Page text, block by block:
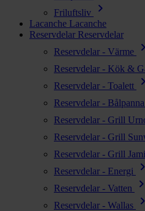
Friluftsliv chevron_right
Lacanche Lacanche
Reservdelar Reservdelar
Reservdelar - Värme
chevron_right
Reservdelar - Kök &
Reservdelar - Toalett chevron_right
Reservdelar - Bålpanna
Reservdelar - Grill
Reservdelar - Grill
Reservdelar - Grill
Reservdelar - Energi chevron_right
Reservdelar - Vatten chevron_right
Reservdelar - Wallas
chevron_right